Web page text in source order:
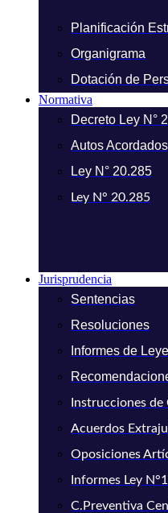
Planificación
Organigrama
Dotación de
Normativa
Decreto Ley N°
Autos Acordados
Ley N° 20.285
Ley N° 20.285
Jurisprudencia
Sentencias
Resoluciones
Informes de
Instrucciones de
Acuerdos
Oposiciones
Informes Ley
C.Preventiva